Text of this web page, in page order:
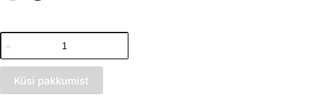
Количество
товара
Акустическая
панель
белого
Küsi pakkumist